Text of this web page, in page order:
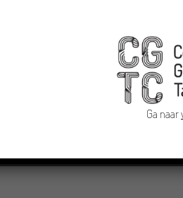
Ga naar